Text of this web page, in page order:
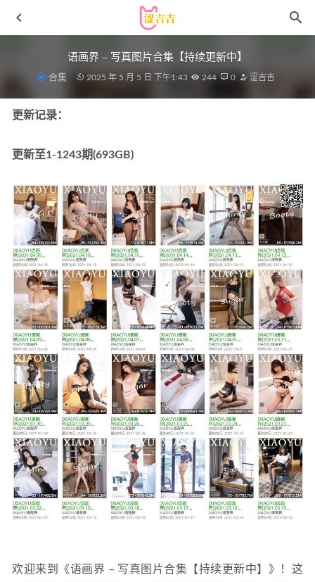
语画界 – 写真图片合集【持续更新中】
合集 2025 年 5 月 5 日 下午1:43 244 0 涩吉吉
更新记录：
更新至1-1243期(693GB)
欢迎来到《语画界 – 写真图片合集【持续更新中】》！这
Money冷冷 – NO.22 皮裙[93P1V-2.87GB]
2022-11-24
[Xiuren秀人网]2023.12.12 NO.7795 圆儿[47+1P/430MB]
2024-05-10
[Ugirls尤果网]爱尤物 2022.08.07 No.2385 乔安娜[35P]
2023-01-16
[喵糖映画]VOL.399 至服少女 [29P/64MB]
2023-01-23
欣老板 – 铁粉空间写真&视频合集【持续更新中】
2025-05-
07